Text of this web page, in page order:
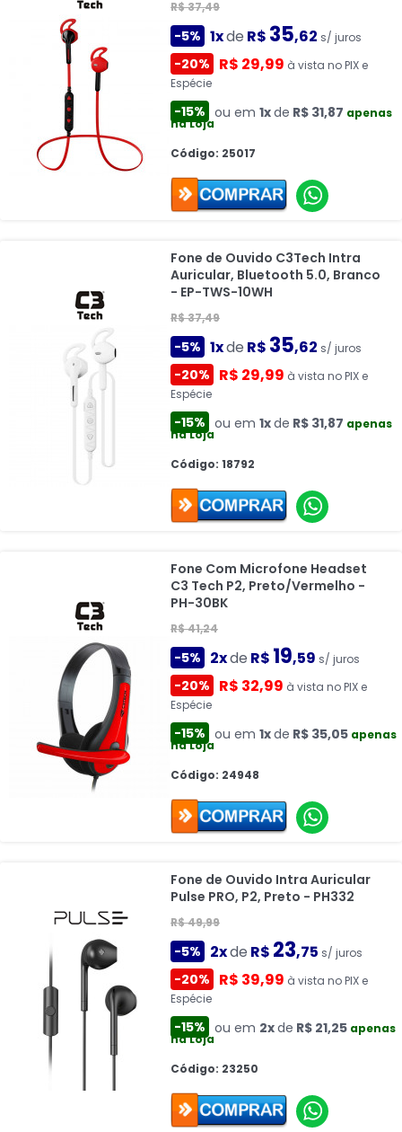
R$ 37,49
-5% 1xde R$ 35,62 s/ juros
-20% R$ 29,99 à vista no PIX e
Espécie
-15% ou em 1xde R$ 31,87 apenas
na Loja
Código: 25017
Fone de Ouvido C3Tech Intra
Auricular, Bluetooth 5.0, Branco
- EP-TWS-10WH
R$ 37,49
-5% 1xde R$ 35,62 s/ juros
-20% R$ 29,99 à vista no PIX e
Espécie
-15% ou em 1xde R$ 31,87 apenas
na Loja
Código: 18792
Fone Com Microfone Headset
C3 Tech P2, Preto/Vermelho -
PH-30BK
R$ 41,24
-5% 2xde R$ 19,59 s/ juros
-20% R$ 32,99 à vista no PIX e
Espécie
-15% ou em 1xde R$ 35,05 apenas
na Loja
Código: 24948
Fone de Ouvido Intra Auricular
Pulse PRO, P2, Preto - PH332
R$ 49,99
-5% 2xde R$ 23,75 s/ juros
-20% R$ 39,99 à vista no PIX e
Espécie
-15% ou em 2xde R$ 21,25 apenas
na Loja
Código: 23250